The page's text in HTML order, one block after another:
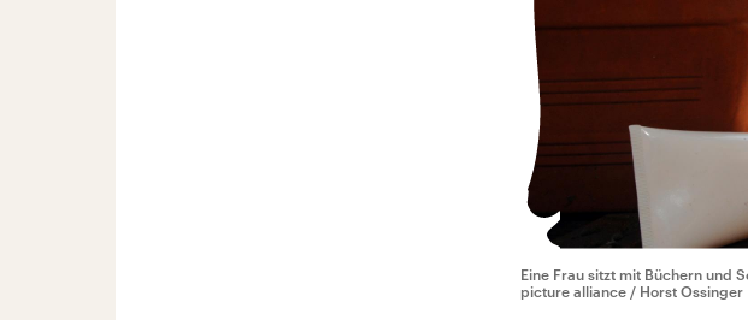
Eine Frau sitzt mit Büchern und
picture alliance / Horst Ossinger